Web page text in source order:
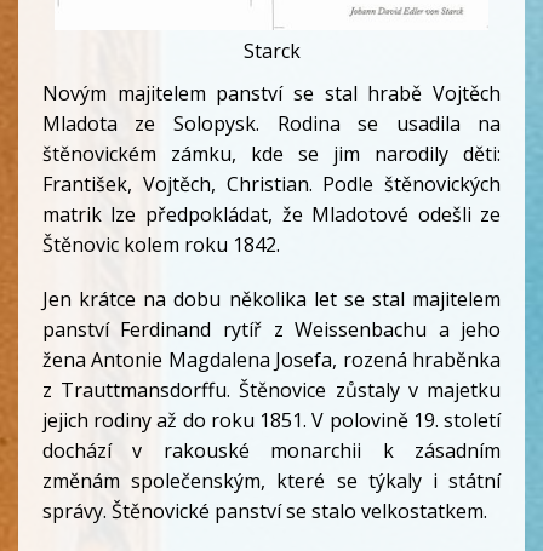
Starck
Novým majitelem panství se stal hrabě Vojtěch
Mladota ze Solopysk. Rodina se usadila na
štěnovickém zámku, kde se jim narodily děti:
František, Vojtěch, Christian. Podle štěnovických
matrik lze předpokládat, že Mladotové odešli ze
Štěnovic kolem roku 1842.
Jen krátce na dobu několika let se stal majitelem
panství Ferdinand rytíř z Weissenbachu a jeho
žena Antonie Magdalena Josefa, rozená hraběnka
z Trauttmansdorffu. Štěnovice zůstaly v majetku
jejich rodiny až do roku 1851. V polovině 19. století
dochází v rakouské monarchii k zásadním
změnám společenským, které se týkaly i státní
správy. Štěnovické panství se stalo velkostatkem.